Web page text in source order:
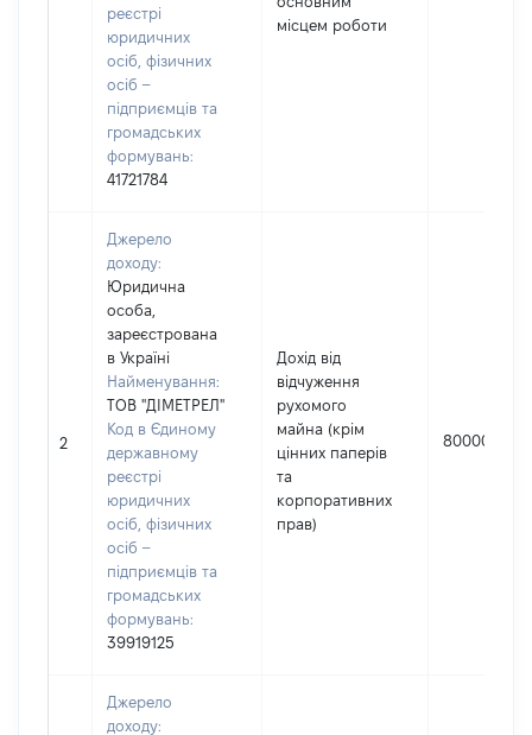
реєстрі
юридичних
осіб, фізичних
осіб –
підприємців та
громадських
формувань:
41721784
місцем роботи
2
Джерело
доходу:
Юридична
особа,
зареєстрована
в Україні
Найменування:
ТОВ "ДІМЕТРЕЛ"
Код в Єдиному
державному
реєстрі
юридичних
осіб, фізичних
осіб –
підприємців та
громадських
формувань:
39919125
Дохід від
відчуження
рухомого
майна (крім
цінних паперів
та
корпоративних
прав)
80000
Джерело
доходу: